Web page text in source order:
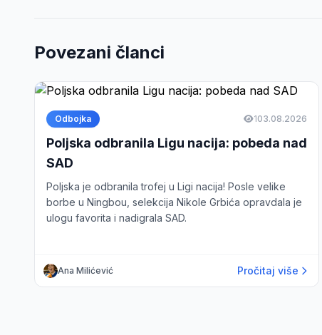
Povezani članci
Odbojka 103.08.2026
Poljska odbranila Ligu nacija: pobeda nad
SAD
Poljska je odbranila trofej u Ligi nacija! Posle velike
borbe u Ningbou, selekcija Nikole Grbića opravdala je
ulogu favorita i nadigrala SAD.
Ana Milićević Pročitaj više